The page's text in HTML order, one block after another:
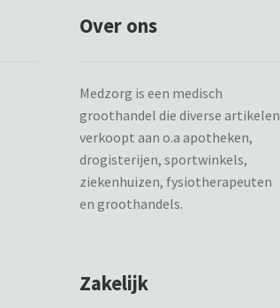
Over ons
Medzorg is een medisch
groothandel die diverse artikelen
verkoopt aan o.a apotheken,
drogisterijen, sportwinkels,
ziekenhuizen, fysiotherapeuten
en groothandels.
Zakelijk